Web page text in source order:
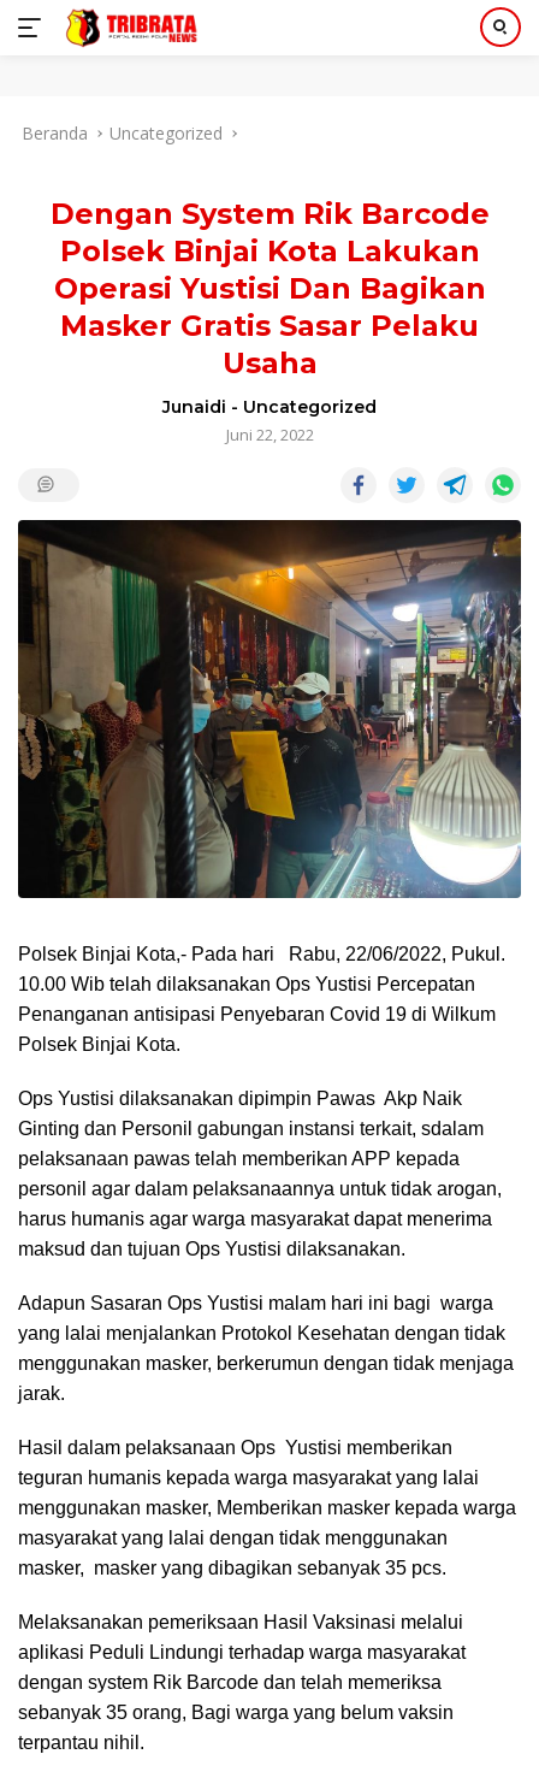
Beranda Uncategorized
Dengan System Rik Barcode
Polsek Binjai Kota Lakukan
Operasi Yustisi Dan Bagikan
Masker Gratis Sasar Pelaku
Usaha
Junaidi - Uncategorized
Juni 22, 2022
Polsek Binjai Kota,- Pada hari Rabu, 22/06/2022, Pukul.
10.00 Wib telah dilaksanakan Ops Yustisi Percepatan
Penanganan antisipasi Penyebaran Covid 19 di Wilkum
Polsek Binjai Kota.
Ops Yustisi dilaksanakan dipimpin Pawas Akp Naik
Ginting dan Personil gabungan instansi terkait, sdalam
pelaksanaan pawas telah memberikan APP kepada
personil agar dalam pelaksanaannya untuk tidak arogan,
harus humanis agar warga masyarakat dapat menerima
maksud dan tujuan Ops Yustisi dilaksanakan.
Adapun Sasaran Ops Yustisi malam hari ini bagi warga
yang lalai menjalankan Protokol Kesehatan dengan tidak
menggunakan masker, berkerumun dengan tidak menjaga
jarak.
Hasil dalam pelaksanaan Ops Yustisi memberikan
teguran humanis kepada warga masyarakat yang lalai
menggunakan masker, Memberikan masker kepada warga
masyarakat yang lalai dengan tidak menggunakan
masker, masker yang dibagikan sebanyak 35 pcs.
Melaksanakan pemeriksaan Hasil Vaksinasi melalui
aplikasi Peduli Lindungi terhadap warga masyarakat
dengan system Rik Barcode dan telah memeriksa
sebanyak 35 orang, Bagi warga yang belum vaksin
terpantau nihil.